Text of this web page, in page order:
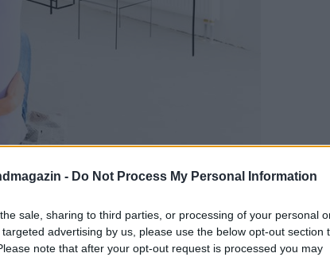
- Do Not Process My Personal Information
sale, sharing to third parties, or processing of your personal
advertising by us, please use the below opt-out section
note that after your opt-out request is processed you may
magyarok átlagosan 23 évesen
jellemzően 27 éves korukban jutnak
fészekből történő elköltözés évében